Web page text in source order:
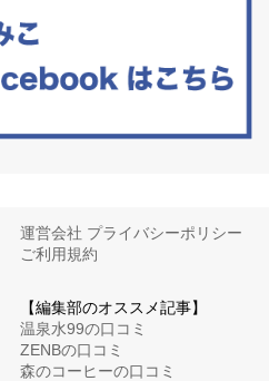
運営会社 プライバシーポリシー
ご利用規約
【編集部のオススメ記事】
温泉水99の口コミ
ZENBの口コミ
森のコーヒーの口コミ